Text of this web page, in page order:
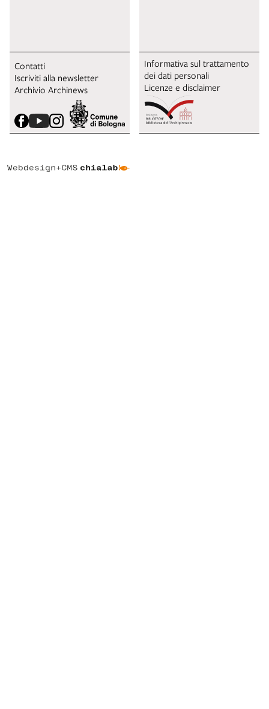
Contatti
Iscriviti alla newsletter
Archivio Archinews
Informativa sul trattamento
dei dati personali
Licenze e disclaimer